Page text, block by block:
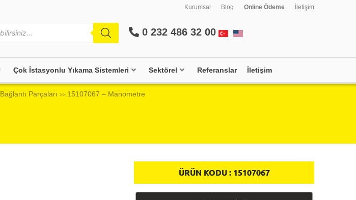
Kurumsal Blog Online Ödeme İletişim
0 232 486 32 00
Çok İstasyonlu Yıkama Sistemleri Sektörel Referanslar İletişim
Bağlantı Parçaları >> 15107067 – Manometre
ÜRÜN KODU : 15107067